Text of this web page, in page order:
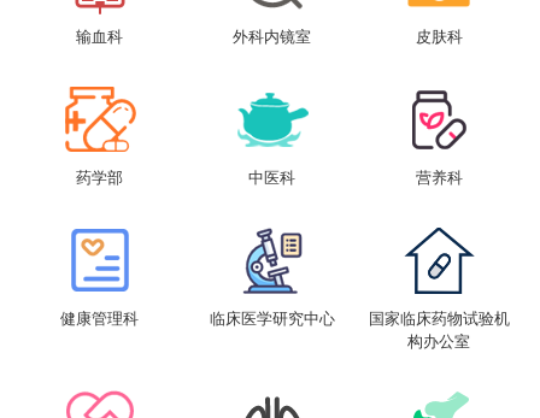
输血科 外科内镜室 皮肤科
药学部 中医科 营养科
健康管理科 临床医学研究中心
国家临床药物试验机
构办公室